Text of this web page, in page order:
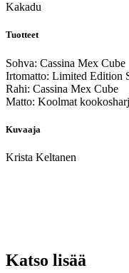
Kakadu
Tuotteet
Sohva: Cassina Mex Cube
Irtomatto: Limited Edition
Rahi: Cassina Mex Cube
Matto: Koolmat
Kuvaaja
Krista Keltanen
Katso lisää